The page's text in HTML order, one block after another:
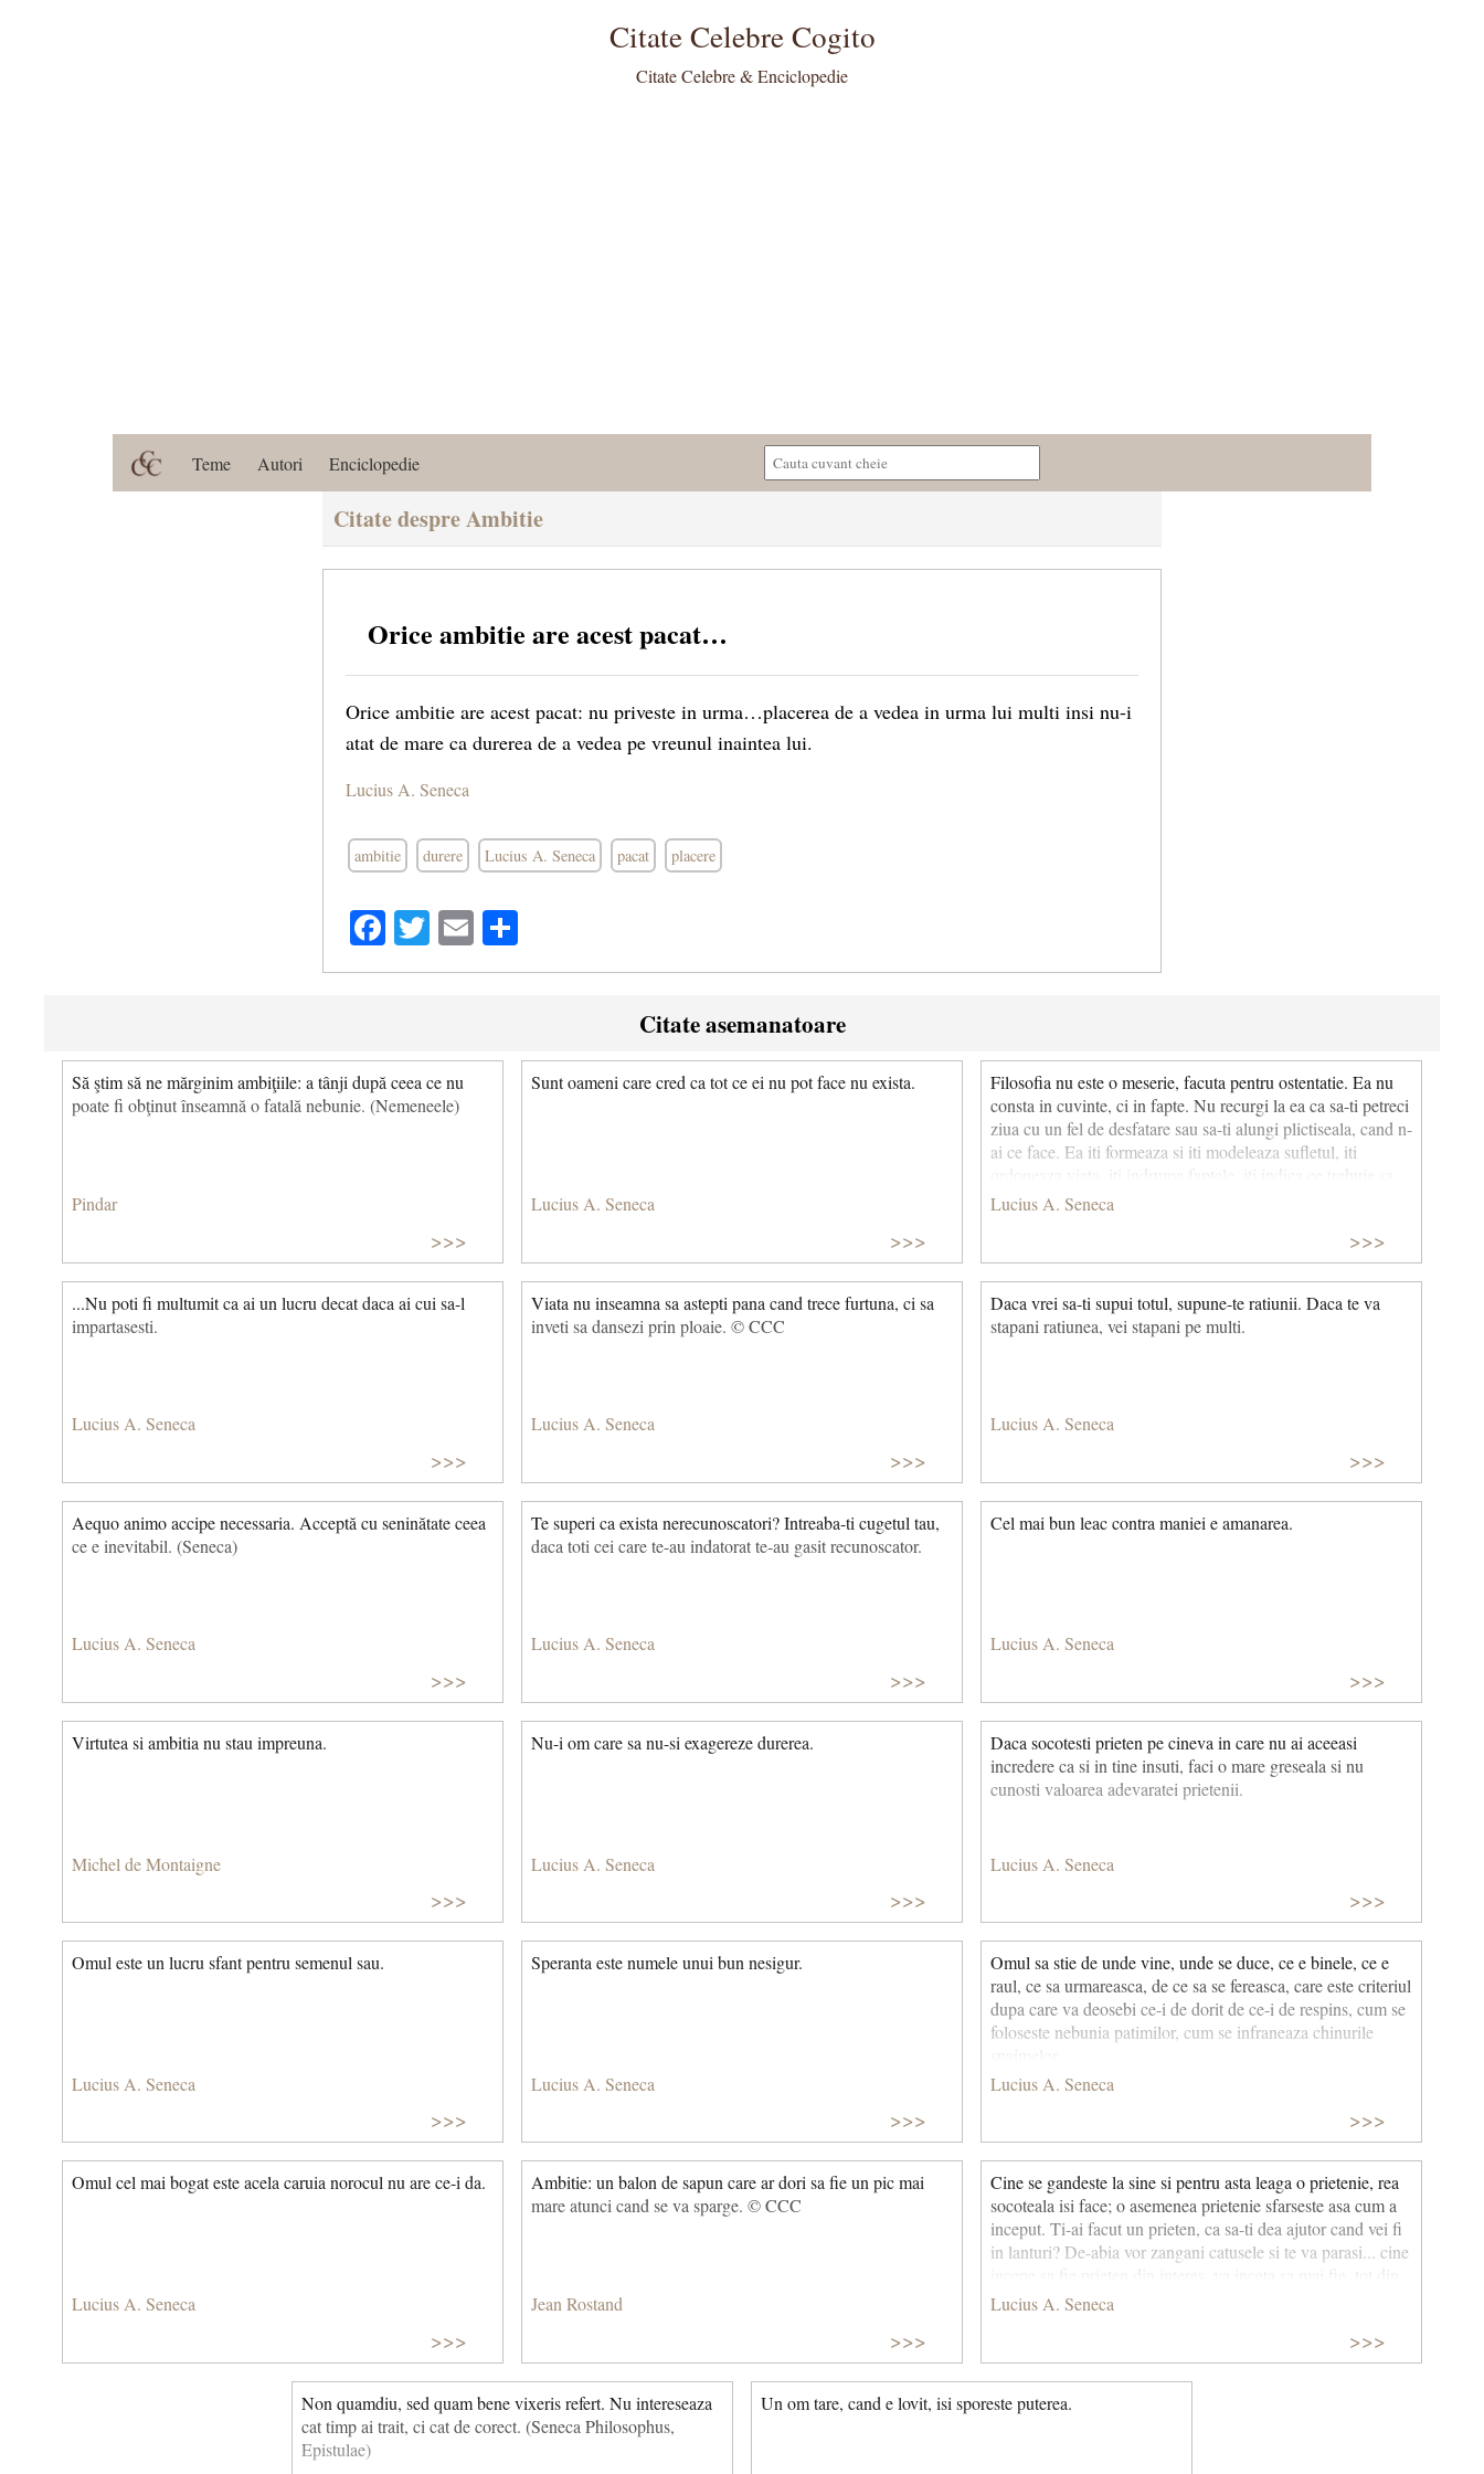
Citate Celebre Cogito
Citate Celebre & Enciclopedie
Teme Autori Enciclopedie
Citate despre Ambitie
Orice ambitie are acest pacat…
Orice ambitie are acest pacat: nu priveste in urma…placerea de a vedea in urma lui multi insi nu-i
atat de mare ca durerea de a vedea pe vreunul inaintea lui.
Lucius A. Seneca
ambitie durere Lucius A. Seneca pacat placere
Facebook
Twitter
Email
Citate asemanatoare
Să ştim să ne mărginim ambiţiile: a tânji după ceea ce nu
poate fi obţinut înseamnă o fatală nebunie. (Nemeneele)
Pindar
>>>
Sunt oameni care cred ca tot ce ei nu pot face nu exista.
Lucius A. Seneca
>>>
Filosofia nu este o meserie, facuta pentru ostentatie. Ea nu
consta in cuvinte, ci in fapte. Nu recurgi la ea ca sa-ti petreci
ziua cu un fel de desfatare sau sa-ti alungi plictiseala, cand n-
ai ce face. Ea iti formeaza si iti modeleaza sufletul, iti
ordoneaza viata, iti indruma faptele, iti indica ce trebuie sa
faci si ce nu.
Lucius A. Seneca
>>>
...Nu poti fi multumit ca ai un lucru decat daca ai cui sa-l
impartasesti.
Lucius A. Seneca
>>>
Viata nu inseamna sa astepti pana cand trece furtuna, ci sa
inveti sa dansezi prin ploaie. © CCC
Lucius A. Seneca
>>>
Daca vrei sa-ti supui totul, supune-te ratiunii. Daca te va
stapani ratiunea, vei stapani pe multi.
Lucius A. Seneca
>>>
Aequo animo accipe necessaria. Acceptă cu seninătate ceea
ce e inevitabil. (Seneca)
Lucius A. Seneca
>>>
Te superi ca exista nerecunoscatori? Intreaba-ti cugetul tau,
daca toti cei care te-au indatorat te-au gasit recunoscator.
Lucius A. Seneca
>>>
Cel mai bun leac contra maniei e amanarea.
Lucius A. Seneca
>>>
Virtutea si ambitia nu stau impreuna.
Michel de Montaigne
>>>
Nu-i om care sa nu-si exagereze durerea.
Lucius A. Seneca
>>>
Daca socotesti prieten pe cineva in care nu ai aceeasi
incredere ca si in tine insuti, faci o mare greseala si nu
cunosti valoarea adevaratei prietenii.
Lucius A. Seneca
>>>
Omul este un lucru sfant pentru semenul sau.
Lucius A. Seneca
>>>
Speranta este numele unui bun nesigur.
Lucius A. Seneca
>>>
Omul sa stie de unde vine, unde se duce, ce e binele, ce e
raul, ce sa urmareasca, de ce sa se fereasca, care este criteriul
dupa care va deosebi ce-i de dorit de ce-i de respins, cum se
foloseste nebunia patimilor, cum se infraneaza chinurile
Lucius A. Seneca
>>>
Omul cel mai bogat este acela caruia norocul nu are ce-i da.
Lucius A. Seneca
>>>
Ambitie: un balon de sapun care ar dori sa fie un pic mai
mare atunci cand se va sparge. © CCC
Jean Rostand
>>>
Cine se gandeste la sine si pentru asta leaga o prietenie, rea
socoteala isi face; o asemenea prietenie sfarseste asa cum a
inceput. Ti-ai facut un prieten, ca sa-ti dea ajutor cand vei fi
in lanturi? De-abia vor zangani catusele si te va parasi... cine
interes.
Lucius A. Seneca
>>>
Non quamdiu, sed quam bene vixeris refert. Nu intereseaza
cat timp ai trait, ci cat de corect. (Seneca Philosophus,
Epistulae)
Un om tare, cand e lovit, isi sporeste puterea.